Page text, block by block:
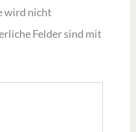
wird nicht
Felder sind mit